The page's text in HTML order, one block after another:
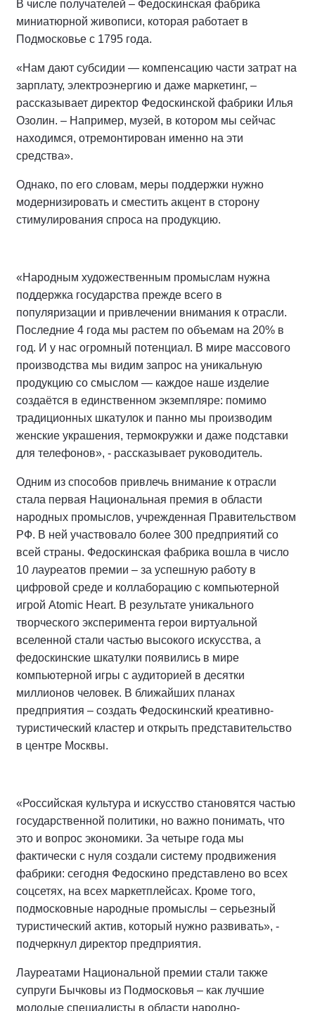
В числе получателей – Федоскинская фабрика
миниатюрной живописи, которая работает в
Подмосковье с 1795 года.
«Нам дают субсидии — компенсацию части затрат на
зарплату, электроэнергию и даже маркетинг, –
рассказывает директор Федоскинской фабрики Илья
Озолин. – Например, музей, в котором мы сейчас
находимся, отремонтирован именно на эти
средства».
Однако, по его словам, меры поддержки нужно
модернизировать и сместить акцент в сторону
стимулирования спроса на продукцию.
«Народным художественным промыслам нужна
поддержка государства прежде всего в
популяризации и привлечении внимания к отрасли.
Последние 4 года мы растем по объемам на 20% в
год. И у нас огромный потенциал. В мире массового
производства мы видим запрос на уникальную
продукцию со смыслом — каждое наше изделие
создаётся в единственном экземпляре: помимо
традиционных шкатулок и панно мы производим
женские украшения, термокружки и даже подставки
для телефонов», - рассказывает руководитель.
Одним из способов привлечь внимание к отрасли
стала первая Национальная премия в области
народных промыслов, учрежденная Правительством
РФ. В ней участвовало более 300 предприятий со
всей страны. Федоскинская фабрика вошла в число
10 лауреатов премии – за успешную работу в
цифровой среде и коллаборацию с компьютерной
игрой Atomic Heart. В результате уникального
творческого эксперимента герои виртуальной
вселенной стали частью высокого искусства, а
федоскинские шкатулки появились в мире
компьютерной игры с аудиторией в десятки
миллионов человек. В ближайших планах
предприятия – создать Федоскинский креативно-
туристический кластер и открыть представительство
в центре Москвы.
«Российская культура и искусство становятся частью
государственной политики, но важно понимать, что
это и вопрос экономики. За четыре года мы
фактически с нуля создали систему продвижения
фабрики: сегодня Федоскино представлено во всех
соцсетях, на всех маркетплейсах. Кроме того,
подмосковные народные промыслы – серьезный
туристический актив, который нужно развивать», -
подчеркнул директор предприятия.
Лауреатами Национальной премии стали также
супруги Бычковы из Подмосковья – как лучшие
молодые специалисты в области народно-